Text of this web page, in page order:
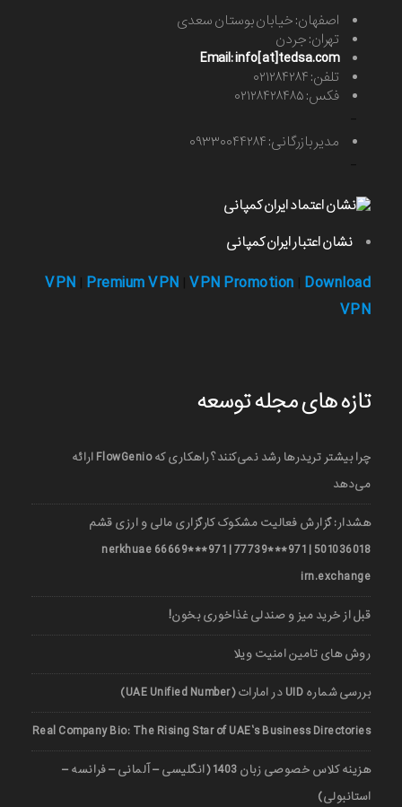
اصفهان: خیابان بوستان سعدی
تهران: جردن
Email: info[at]tedsa.com
تلفن: ۰۲۱۲۸۴۲۸۴
فکس: ۰۲۱۲۸۴۲۸۴۸۵
مدیر بازرگانی: ۰۹۳۳۰۰۴۴۲۸۴
نشان اعتبار ایران کمپانی
VPN Premium VPN VPN Promotion Download
VPN
تازه های مجله توسعه
چرا بیشتر تریدرها رشد نمی‌کنند؟ راهکاری که FlowGenio ارائه
می‌دهد
هشدار: گزارش فعالیت مشکوک کارگزاری مالی و ارزی قشم
501036018 | 971***77739 | 971***66669 nerkhuae
irn.exchange
قبل از خرید میز و صندلی غذاخوری بخون!
روش های تامین امنیت ویلا
بررسی شماره UID در امارات (UAE Unified Number)
Real Company Bio: The Rising Star of UAE’s Business Directories
هزینه کلاس خصوصی زبان 1403 (انگلیسی – آلمانی – فرانسه –
استانبولی)